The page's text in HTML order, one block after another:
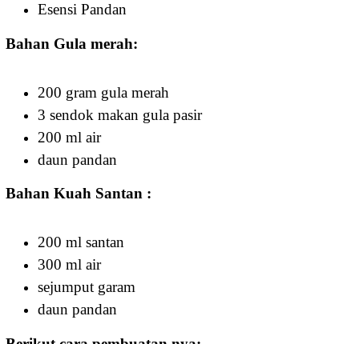
Esensi Pandan
Bahan Gula merah:
200 gram gula merah
3 sendok makan gula pasir
200 ml air
daun pandan
Bahan Kuah Santan :
200 ml santan
300 ml air
sejumput garam
daun pandan